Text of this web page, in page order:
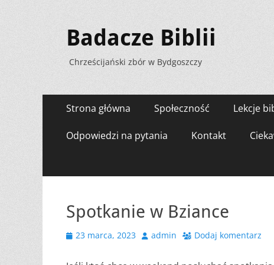
Badacze Biblii
Chrześcijański zbór w Bydgoszczy
Menu
zawartości
Strona główna Społeczność Lekcje
Odpowiedzi na pytania Kontakt
Spotkanie w Bziance
Opublikowano
23 marca, 2023 Autoradmin Dodaj komentarz